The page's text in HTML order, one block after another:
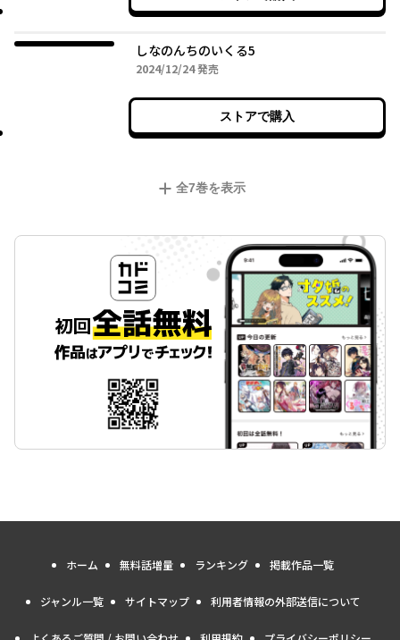
しなのんちのいくる5
2024/12/242024年12月24日
発売
ストアで購入
全7巻を表示
ホーム 無料話増量 ランキング 掲載作品一覧
ジャンル一覧 サイトマップ 利用者情報の外部送信について